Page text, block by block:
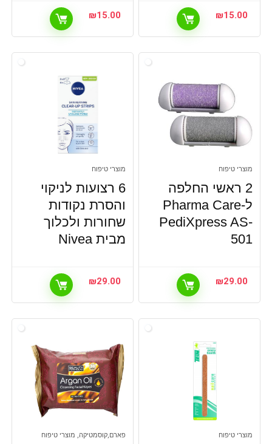
₪15.00
₪15.00
מוצרי טיפוח
2 ראשי החלפה
ל-Pharma Care
PediXpress AS-
501
₪29.00
מוצרי טיפוח
6 רצועות לניקוי
והסרת נקודות
שחורות ולכלוך
מבית Nivea
₪29.00
מוצרי טיפוח פארם,קוסמטיקה, מוצרי טיפוח